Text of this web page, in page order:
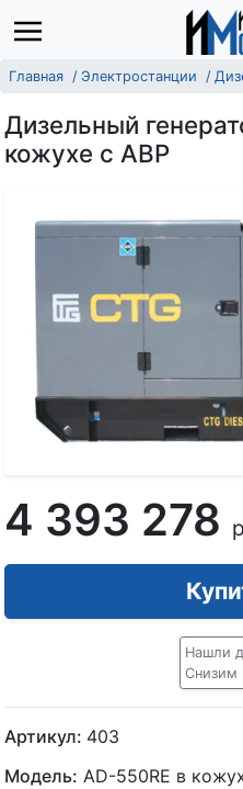
Главная Электростанции
Дизельный
кожухе с АВР
4 393 278
Нашли
Снизим
Артикул: 403
Модель: AD-550RE в